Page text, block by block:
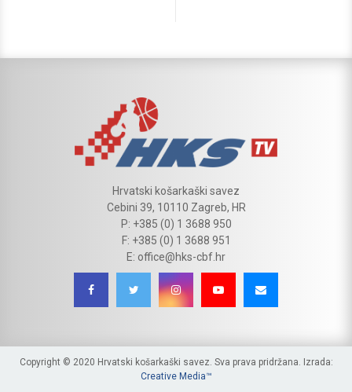
Hrvatski košarkaški savez
Cebini 39, 10110 Zagreb, HR
P: +385 (0) 1 3688 950
F: +385 (0) 1 3688 951
E: office@hks-cbf.hr
Copyright © 2020 Hrvatski košarkaški savez. Sva prava pridržana. Izrada:
Creative Media™